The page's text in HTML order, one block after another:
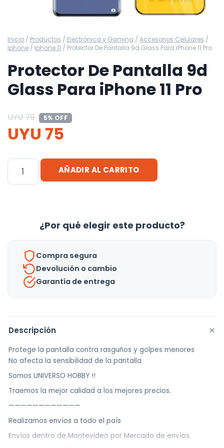
Inicio / Productos / Electrónica y Gaming / Accesorios Celulares /
Iphone / Iphone 11 / Protector De Pantalla 9d Glass Para iPhone 11 Pro
Protector De Pantalla 9d
Glass Para iPhone 11 Pro
UYU79 5% OFF
UYU 75
Protector
cantidad
AÑADIR AL CARRITO
¿Por qué elegir este producto?
Compra segura
Devolución o cambio
Garantía de entrega
Descripción +
Protege la pantalla contra rasguños y golpes menores
No afecta la sensibilidad de la pantalla
Somos UNIVERSO HOBBY !!
Traemos la mejor calidad a los mejores precios.
————————————
Realizamos envíos a todo el país
Envíos dentro de Montevideo por Mercado de envíos.